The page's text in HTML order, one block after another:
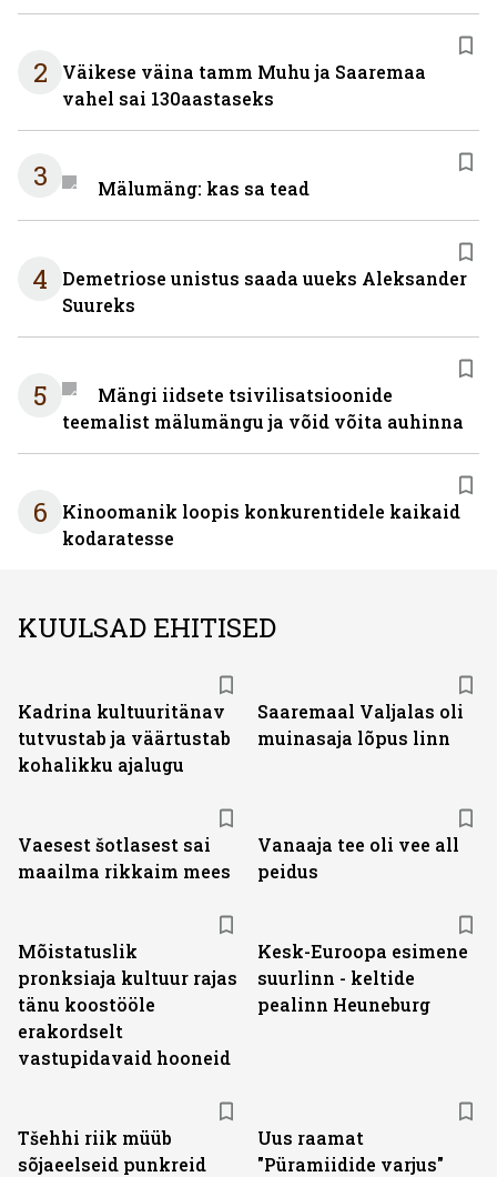
2
Väikese väina tamm Muhu ja Saaremaa
vahel sai 130aastaseks
3 Mälumäng: kas sa tead
4
Demetriose unistus saada uueks Aleksander
Suureks
5
Mängi iidsete tsivilisatsioonide
teemalist mälumängu ja võid võita auhinna
6
Kinoomanik loopis konkurentidele kaikaid
kodaratesse
KUULSAD EHITISED
Kadrina kultuuritänav
tutvustab ja väärtustab
kohalikku ajalugu
Saaremaal Valjalas oli
muinasaja lõpus linn
Vaesest šotlasest sai
maailma rikkaim mees
Vanaaja tee oli vee all
peidus
Mõistatuslik
pronksiaja kultuur rajas
tänu koostööle
erakordselt
vastupidavaid hooneid
Kesk-Euroopa esimene
suurlinn - keltide
pealinn Heuneburg
Tšehhi riik müüb
sõjaeelseid punkreid
Uus raamat
"Püramiidide varjus"